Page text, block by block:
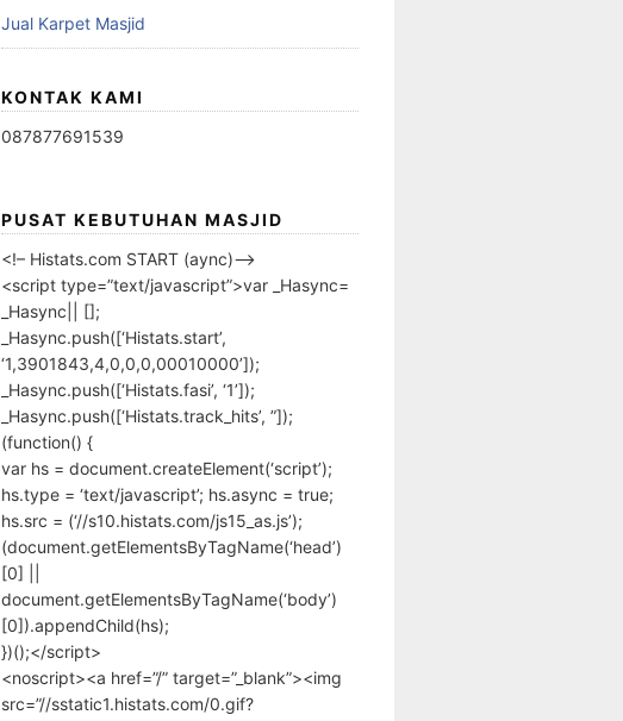
Jual Karpet Masjid
KONTAK KAMI
087877691539
PUSAT KEBUTUHAN MASJID
<!– Histats.com START (aync)–>
<script type=”text/javascript”>var _Hasync=
_Hasync|| [];
_Hasync.push([‘Histats.start’,
‘1,3901843,4,0,0,0,00010000’]);
_Hasync.push([‘Histats.fasi’, ‘1’]);
_Hasync.push([‘Histats.track_hits’, ”]);
(function() {
var hs = document.createElement(‘script’);
hs.type = ‘text/javascript’; hs.async = true;
hs.src = (‘//s10.histats.com/js15_as.js’);
(document.getElementsByTagName(‘head’)
[0] ||
document.getElementsByTagName(‘body’)
[0]).appendChild(hs);
})();</script>
<noscript><a href=”/” target=”_blank”><img
src=”//sstatic1.histats.com/0.gif?